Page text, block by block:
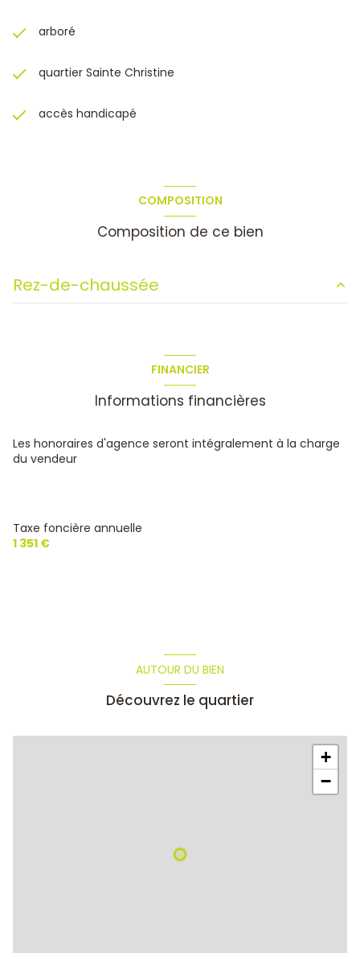
arboré
quartier Sainte Christine
accès handicapé
COMPOSITION
Composition de ce bien
Rez-de-chaussée
salle d'eau
4.8 m²
FINANCIER
Informations financières
Les honoraires d'agence seront intégralement à la charge
du vendeur
Taxe foncière annuelle
1 351 €
AUTOUR DU BIEN
Découvrez le quartier
+
−